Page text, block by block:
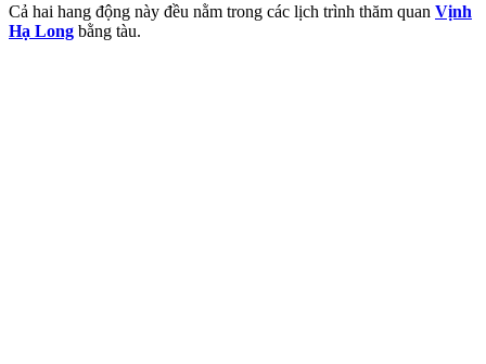
Cả hai hang động này đều nằm trong các lịch trình thăm quan Vịnh
Hạ Long bằng tàu.